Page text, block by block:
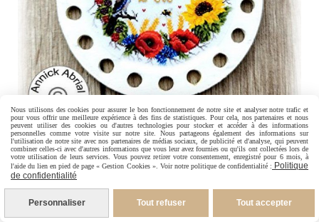
Tri-fils - Il était une fois l'été
11,00€
Nous utilisons des cookies pour assurer le bon fonctionnement de notre site et analyser notre trafic et
pour vous offrir une meilleure expérience à des fins de statistiques. Pour cela, nos partenaires et nous
peuvent utiliser des cookies ou d'autres technologies pour stocker et accéder à des informations
personnelles comme votre visite sur notre site. Nous partageons également des informations sur
l'utilisation de notre site avec nos partenaires de médias sociaux, de publicité et d'analyse, qui peuvent
combiner celles-ci avec d'autres informations que vous leur avez fournies ou qu'ils ont collectées lors de
votre utilisation de leurs services. Vous pouvez retirer votre consentement, enregistré pour 6 mois, à
l'aide du lien en pied de page « Gestion Cookies ». Voir notre politique de confidentialité : Politique
de confidentialité
Personnaliser Tout refuser Tout accepter